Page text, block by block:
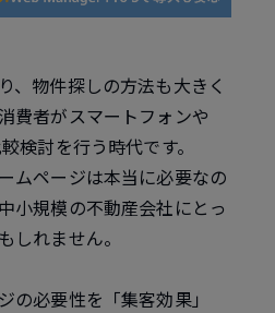
、物件探しの方法も大きく
費者がスマートフォンや
検討を行う時代です。
ムページは本当に必要なの
小規模の不動産会社にとっ
しれません。
の必要性を「集客効果」